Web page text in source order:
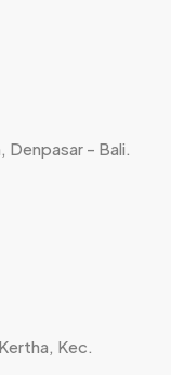
Denpasar - Bali.
Kec.